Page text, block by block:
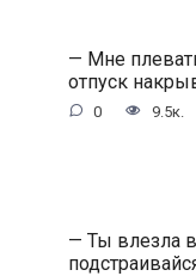
— Мне
отпуск
0 9.5к.
— Ты влезла